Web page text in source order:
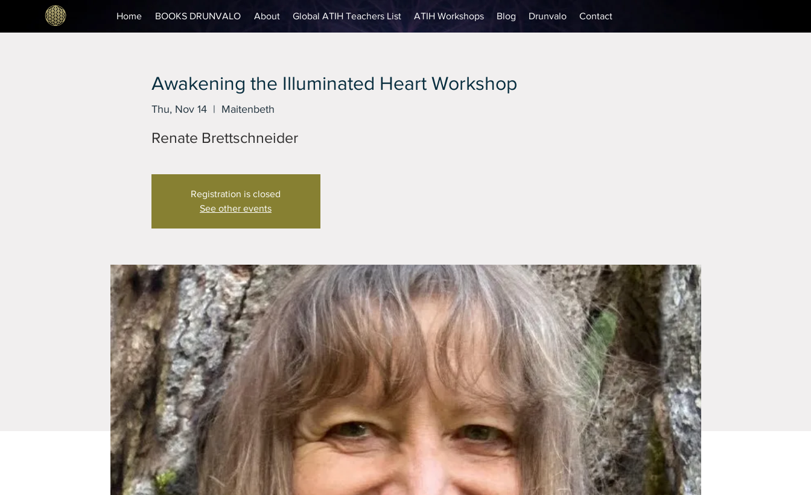
Home BOOKS DRUNVALO About Global ATIH Teachers List ATIH Workshops Blog Drunvalo Contact
Awakening the Illuminated Heart Workshop
Thu, Nov 14
  |
Maitenbeth
Renate Brettschneider
Registration is closed
See other events